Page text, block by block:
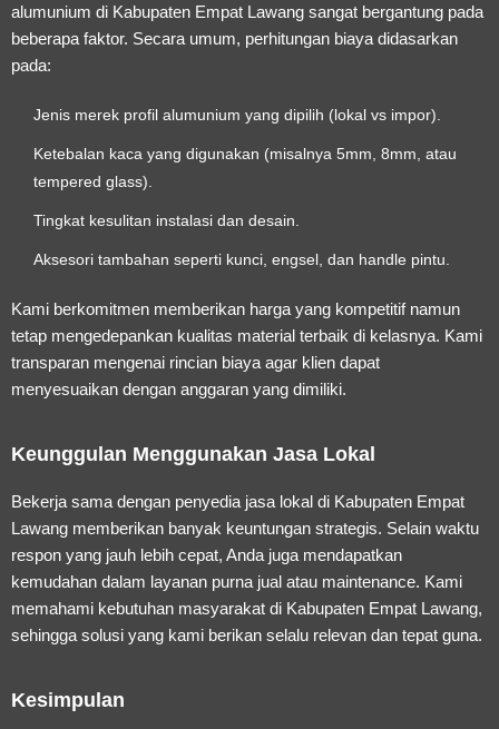
alumunium di Kabupaten Empat Lawang sangat bergantung pada
beberapa faktor. Secara umum, perhitungan biaya didasarkan
pada:
Jenis merek profil alumunium yang dipilih (lokal vs impor).
Ketebalan kaca yang digunakan (misalnya 5mm, 8mm, atau
tempered glass).
Tingkat kesulitan instalasi dan desain.
Aksesori tambahan seperti kunci, engsel, dan handle pintu.
Kami berkomitmen memberikan harga yang kompetitif namun
tetap mengedepankan kualitas material terbaik di kelasnya. Kami
transparan mengenai rincian biaya agar klien dapat
menyesuaikan dengan anggaran yang dimiliki.
Keunggulan Menggunakan Jasa Lokal
Bekerja sama dengan penyedia jasa lokal di Kabupaten Empat
Lawang memberikan banyak keuntungan strategis. Selain waktu
respon yang jauh lebih cepat, Anda juga mendapatkan
kemudahan dalam layanan purna jual atau maintenance. Kami
memahami kebutuhan masyarakat di Kabupaten Empat Lawang,
sehingga solusi yang kami berikan selalu relevan dan tepat guna.
Kesimpulan